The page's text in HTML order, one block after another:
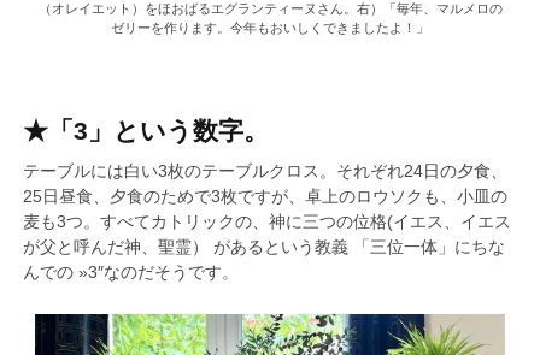
（オレイエット）をほおばるエグランティーヌさん。右）「毎年、マルメロの
ゼリーを作ります。今年もおいしくできましたよ！」
★「3」という数字。
テーブルには白い3枚のテーブルクロス。それぞれ24日の夕食、
25日昼食、夕食のためで3枚ですが、卓上のロウソクも、小皿の
麦も3つ。すべてカトリックの、神に三つの位格(イエス、イエス
が父と呼んだ神、聖霊） があるという教義 「三位一体」にちな
んでの »3″なのだそうです。